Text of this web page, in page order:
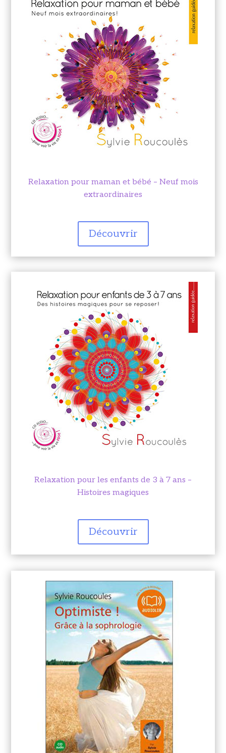
Relaxation pour maman et bébé – Neuf mois
extraordinaires
Découvrir
Relaxation pour les enfants de 3 à 7 ans –
Histoires magiques
Découvrir